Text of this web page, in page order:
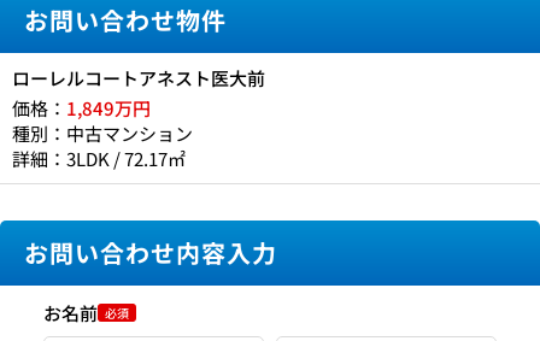
お問い合わせ物件
ローレルコートアネスト医大前
価格： 1,849万円
種別：中古マンション
詳細：3LDK / 72.17㎡
お問い合わせ内容入力
お名前 必須